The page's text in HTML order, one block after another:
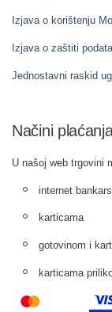
Izjava o korištenju
Izjava o zaštiti
Jednostavni raskid
Načini
U našoj web trgovini
internet
karticama
gotovinom i
karticama